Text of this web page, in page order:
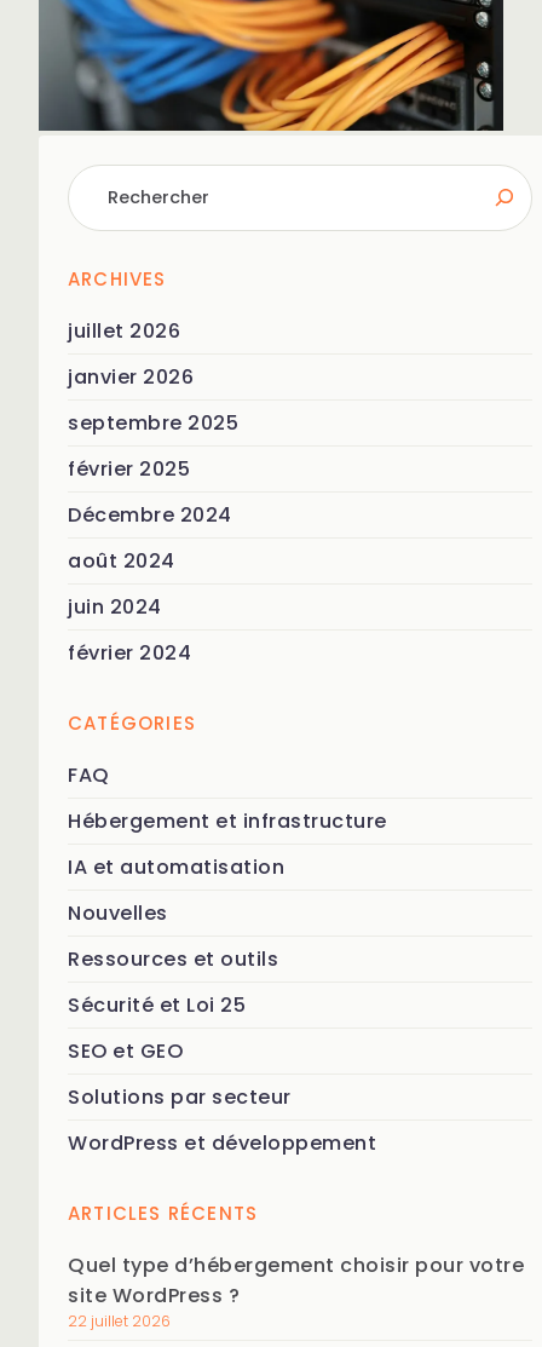
ARCHIVES
juillet 2026
janvier 2026
septembre 2025
février 2025
Décembre 2024
août 2024
juin 2024
février 2024
CATÉGORIES
FAQ
Hébergement et infrastructure
IA et automatisation
Nouvelles
Ressources et outils
Sécurité et Loi 25
SEO et GEO
Solutions par secteur
WordPress et développement
ARTICLES RÉCENTS
Quel type d’hébergement choisir pour votre
site WordPress ?
22 juillet 2026